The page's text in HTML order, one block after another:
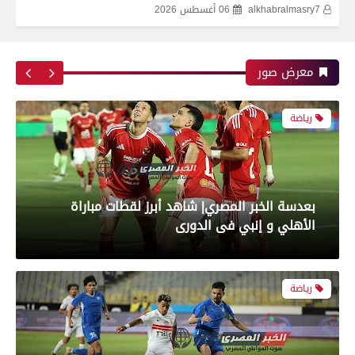
alkhabralmasry7
06 أغسطس 2026
معرض صور
بعدسة الخبر المصري| شاهد أبرز لقطات مباراة زد و
بيراميدز فى نهائى كأس مصر
رياضة
بعدسة الخبر المصري| شاهد أبرز لقطات مباراة
الأهلي و إنبي فى الدورى
رياضة